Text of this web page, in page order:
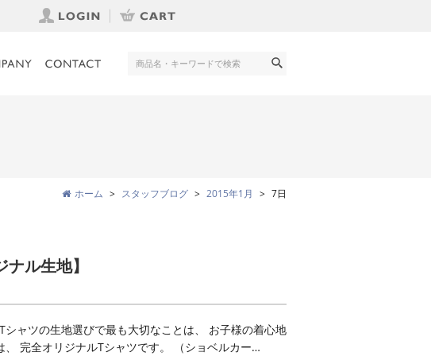
ホーム スタッフブログ 2015年1月 7日
ル生地】
ャツの生地選びで最も大切なことは、 お子様の着心地
完全オリジナルTシャツです。 （ショベルカー…